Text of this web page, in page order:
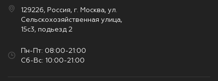
129226, Россия, г. Москва, ул.
Сельскохозяйственная улица,
15с3, подьезд 2
Пн-Пт: 08:00-21:00
Сб-Вс: 10:00-21:00